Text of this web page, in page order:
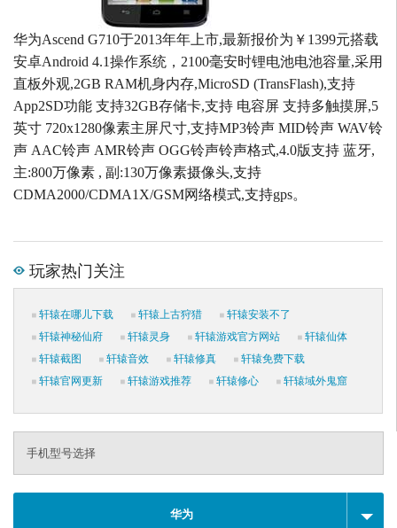
华为Ascend G710于2013年年上市,最新报价为￥1399元搭载
安卓Android 4.1操作系统，2100毫安时锂电池电池容量,采用
直板外观,2GB RAM机身内存,MicroSD (TransFlash),支持
App2SD功能 支持32GB存储卡,支持 电容屏 支持多触摸屏,5
英寸 720x1280像素主屏尺寸,支持MP3铃声 MID铃声 WAV铃
声 AAC铃声 AMR铃声 OGG铃声铃声格式,4.0版支持 蓝牙,
主:800万像素 , 副:130万像素摄像头,支持
CDMA2000/CDMA1X/GSM网络模式,支持gps。
玩家热门关注
轩辕在哪儿下载 轩辕上古狩猎
轩辕安装不了
轩辕神秘仙府
轩辕灵身 轩辕游戏官方网站
轩辕仙体
轩辕截图
轩辕音效 轩辕修真
轩辕免费下载
轩辕官网更新
轩辕游戏推荐 轩辕修心 轩辕域外鬼窟
手机型号选择
华为